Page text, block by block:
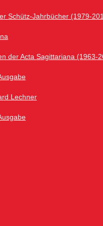
Schütz-Jahrbücher (1979-
der Acta Sagittariana (1963-
Lechner